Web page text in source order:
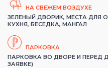
НА СВЕЖЕМ ВОЗДУХЕ
ЗЕЛЕНЫЙ ДВОРИК, МЕСТА ДЛЯ
КУХНЯ, БЕСЕДКА, МАНГАЛ
ПАРКОВКА
ПАРКОВКА ВО ДВОРЕ И ПЕРЕД
ЗАЯВКЕ)